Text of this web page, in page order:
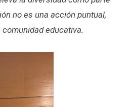
no es una acción puntual,
educativa.